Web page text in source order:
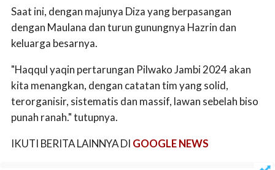
Saat ini, dengan majunya Diza yang berpasangan
dengan Maulana dan turun gunungnya Hazrin dan
keluarga besarnya.
"Haqqul yaqin pertarungan Pilwako Jambi 2024 akan
kita menangkan, dengan catatan tim yang solid,
terorganisir, sistematis dan massif, lawan sebelah biso
punah ranah." tutupnya.
IKUTI BERITA LAINNYA DI GOOGLE NEWS